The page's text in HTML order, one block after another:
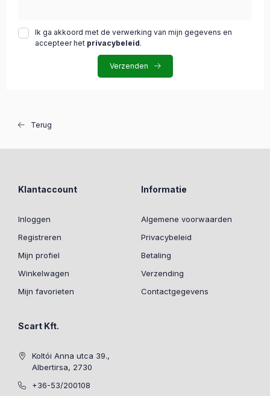
Ik ga akkoord met de verwerking van mijn gegevens en
accepteer het privacybeleid.
Verzenden
Terug
Klantaccount
Inloggen
Registreren
Mijn profiel
Winkelwagen
Mijn favorieten
Informatie
Algemene voorwaarden
Privacybeleid
Betaling
Verzending
Contactgegevens
Scart Kft.
Koltói Anna utca 39.,
Albertirsa, 2730
+36-53/200108